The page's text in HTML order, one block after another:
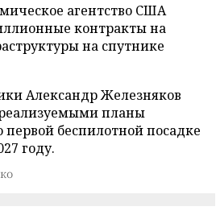
агентство США
контракты на
на спутнике
Александр Железняков
планы
беспилотной посадке
году.